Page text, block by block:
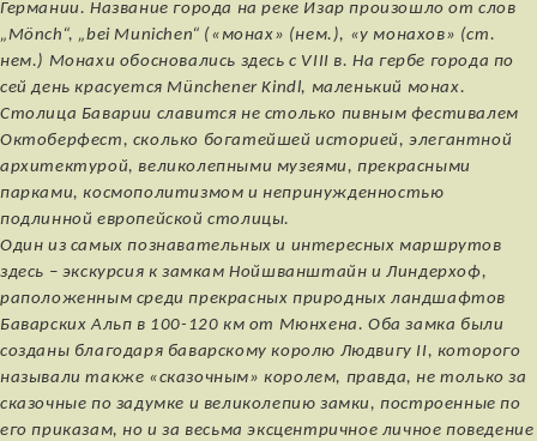
Германии. Название города на реке Изар произошло от слов
„Mönch“, „bei Munichen“ («монах» (нем.), «у монахов» (ст.
нем.) Монахи обосновались здесь c VIII в. На гербе города по
сей день красуется Münchener Kindl, маленький монах.
Столица Баварии славится не столько пивным фестивалем
Октоберфест, сколько богатейшей историей, элегантной
архитектурой, великолепными музеями, прекрасными
парками, космополитизмом и непринужденностью
подлинной европейской столицы.
Один из самых познавательных и интересных маршрутов
здесь – экскурсия к замкам Нойшванштайн и Линдерхоф,
раположенным среди прекрасных природных ландшафтов
Баварских Альп в 100-120 км от Мюнхена. Оба замка были
созданы благодаря баварскому королю Людвигу II, которого
называли также «сказочным» королем, правда, не только за
сказочные по задумке и великолепию замки, построенные по
его приказам, но и за весьма эксцентричное личное поведение